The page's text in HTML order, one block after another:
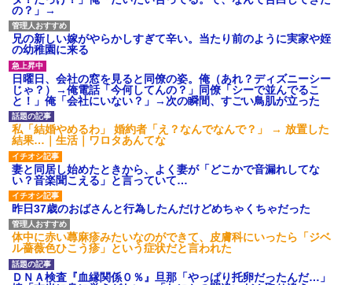
の？」→
兄の新しい嫁がやらかしすぎて辛い。当たり前のように実家や姪
の幼稚園に来る
日曜日、会社の窓を見ると同僚の姿。俺（あれ？ディズニーシー
じゃ？）→俺電話「今何してんの？」同僚「シーで並んでるこ
と！」俺「会社にいない？」→次の瞬間、すごい鳥肌が立った
私「結婚やめるわ」 婚約者「え？なんでなんで？」 → 放置した
結果…｜生活｜ワロタあんてな
妻と同居し始めたときから、よく妻が「どこかで音漏れしてな
い？音楽聞こえる」と言っていて…
昨日37歳のおばさんと行為したんだけどめちゃくちゃだった
体中に赤い蕁麻疹みたいなのができて、皮膚科にいったら「ジベ
ル薔薇色ひこう疹」という症状だと言われた
ＤＮＡ検査『血縁関係０％』旦那「やっぱり托卵だったんだ…」